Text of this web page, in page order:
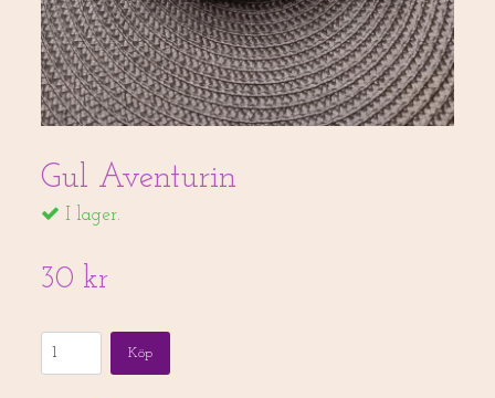
Gul Aventurin
I lager.
30 kr
Köp